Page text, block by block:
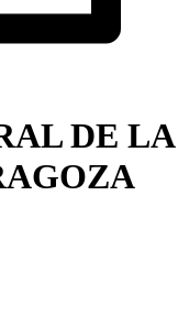
DE LA